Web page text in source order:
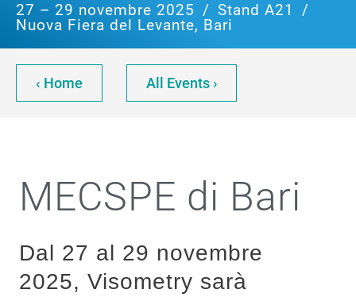
27 – 29 novembre 2025 / Stand A21
/
Nuova Fiera del Levante, Bari
‹ Home All Events ›
MECSPE di Bari
Dal 27 al 29 novembre
2025, Visometry sarà